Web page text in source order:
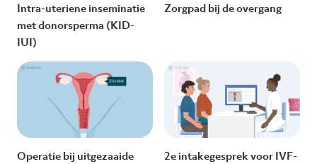
Intra-uteriene inseminatie
met donorsperma (KID-
IUI)
Zorgpad bij de overgang
Operatie bij uitgezaaide
2e intakegesprek voor IVF-